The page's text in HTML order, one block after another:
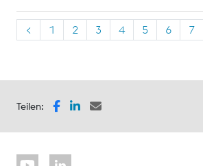
< 1 2 3 4 5 6 7
Teilen: